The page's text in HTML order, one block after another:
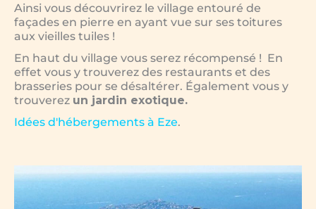
Ainsi vous découvrirez le village entouré de
façades en pierre en ayant vue sur ses toitures
aux vieilles tuiles !
En haut du village vous serez récompensé ! En
effet vous y trouverez des restaurants et des
brasseries pour se désaltérer. Également vous y
trouverez un jardin exotique.
Idées d'hébergements à Eze.